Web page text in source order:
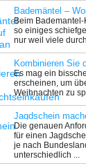
Bademäntel –
man beim Kauf
Beim Bademantel-
so einiges
nur weil viele
Kombinieren Sie
einem
Amsterdam
Es mag ein
erscheinen, um
Weihnachten zu
Jagdschein
Die genauen
für einen
je nach
unterschiedlich ...